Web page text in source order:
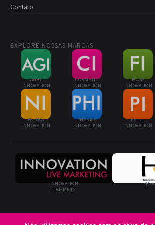
Contato
EXPLORE NOSSAS MARCAS
AGRI
INNOVATION
COSMETIC
INNOVATION
FOOD
INNOVATION
NUTRA
INNOVATION
PHARMA
INNOVATION
PAINT
INNOVATION
INNOVATION
LIVE MKTG